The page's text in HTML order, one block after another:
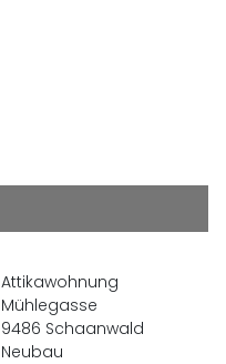
Attikawohnung
Mühlegasse
9486 Schaanwald
Neubau